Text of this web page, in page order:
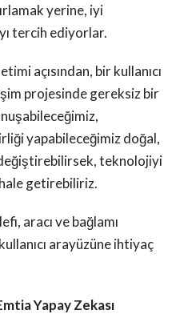
yerine, iyi
tercih ediyorlar.
açısından, bir kullanıcı
projesinde gereksiz bir
yapabileceğimiz doğal,
teknolojiyi
getirebiliriz.
aracı ve bağlamı
arayüzüne ihtiyaç
Yapay Zekası